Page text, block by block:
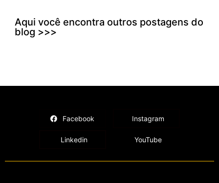
Aqui você encontra outros postagens do
blog >>>
Facebook Instagram
Linkedin YouTube